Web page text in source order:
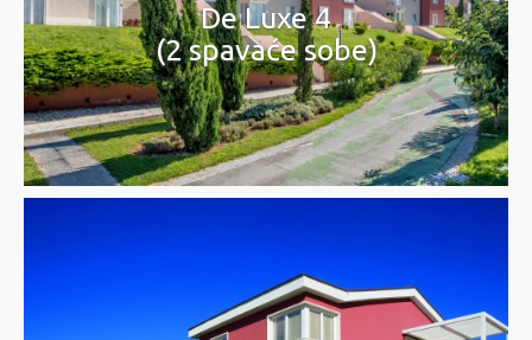
De Luxe 4
(2 spavaće sobe)